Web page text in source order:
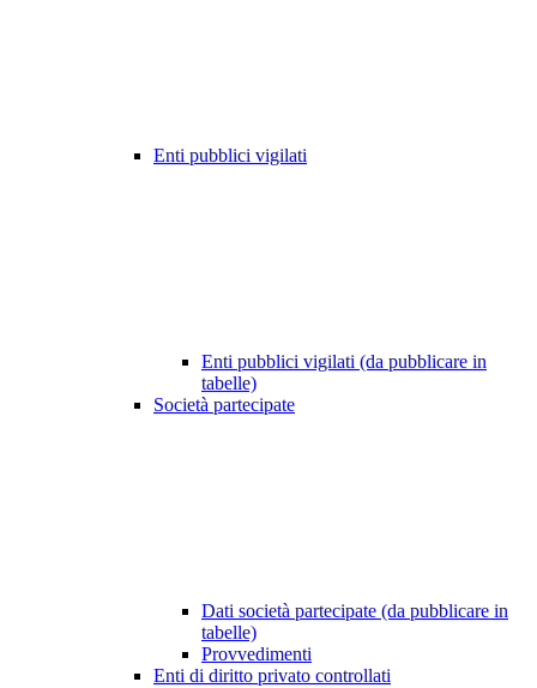
Enti pubblici vigilati
Enti pubblici vigilati (da pubblicare in
tabelle)
Società partecipate
Dati società partecipate (da pubblicare in
tabelle)
Provvedimenti
Enti di diritto privato controllati